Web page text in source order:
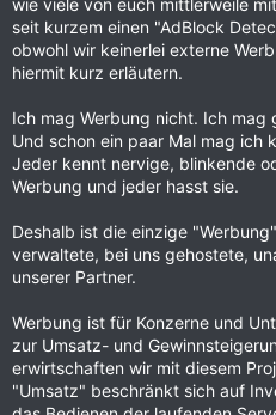
wie viele von euch mittlerweile
seit kurzem einen "AdBlock
obwohl wir keinerlei externe
hiermit kurz erläutern.
Ich mag Werbung nicht. Ich mag
Und schon ein paar Mal mag ich
Jeder kennt nervige, blinkende
Werbung und jeder hasst sie.
Deshalb ist die einzige
verwaltete, bei uns gehostete,
unserer Partner.
Werbung ist für Konzerne und
zur Umsatz- und
erwirtschaften wir mit diesem
"Umsatz" beschränkt sich auf